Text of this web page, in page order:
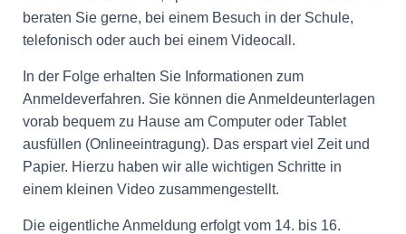
beraten Sie gerne, bei einem Besuch in der Schule,
telefonisch oder auch bei einem Videocall.
In der Folge erhalten Sie Informationen zum
Anmeldeverfahren. Sie können die Anmeldeunterlagen
vorab bequem zu Hause am Computer oder Tablet
ausfüllen (Onlineeintragung). Das erspart viel Zeit und
Papier. Hierzu haben wir alle wichtigen Schritte in
einem kleinen Video zusammengestellt.
Die eigentliche Anmeldung erfolgt vom 14. bis 16.